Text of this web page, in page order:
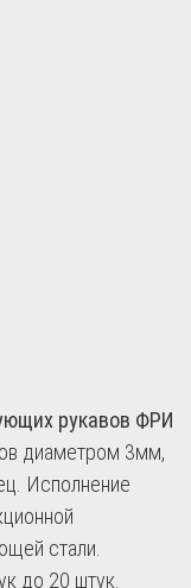
рукавов ФРИ
диаметром 3мм,
Исполнение
стали.
до 20 штук.